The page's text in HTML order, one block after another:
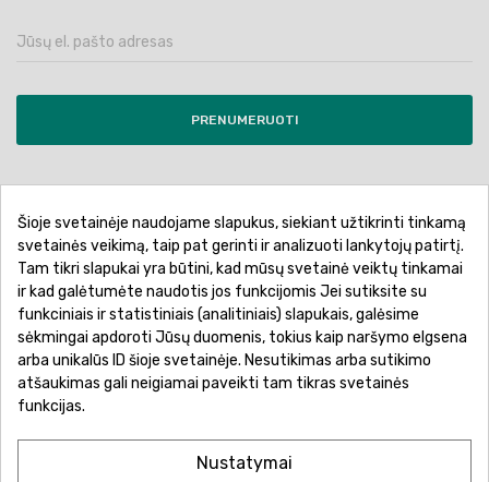
PRENUMERUOTI
Pirkimo sąlygos ir taisyklės
Privatumo politika
Garantinis aptarnavimas
Prekių pristatymas
Prekių grąžinimas
Atsiskaitymo būdai
Šioje svetainėje naudojame slapukus, siekiant užtikrinti tinkamą
svetainės veikimą, taip pat gerinti ir analizuoti lankytojų patirtį.
Tam tikri slapukai yra būtini, kad mūsų svetainė veiktų tinkamai
ir kad galėtumėte naudotis jos funkcijomis Jei sutiksite su
funkciniais ir statistiniais (analitiniais) slapukais, galėsime
sėkmingai apdoroti Jūsų duomenis, tokius kaip naršymo elgsena
arba unikalūs ID šioje svetainėje. Nesutikimas arba sutikimo
atšaukimas gali neigiamai paveikti tam tikras svetainės
funkcijas.
Nustatymai